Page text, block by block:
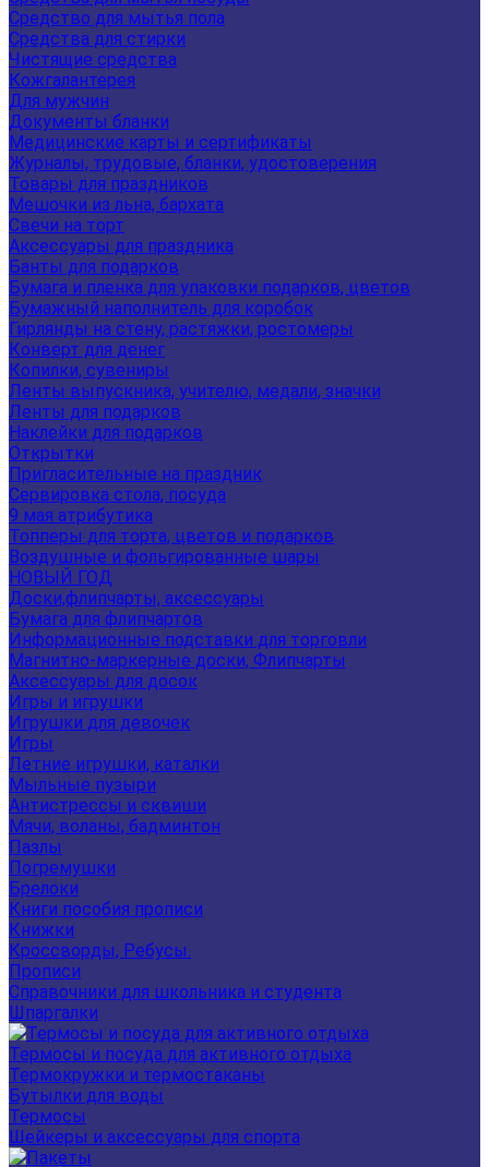
Средство для мытья пола
Средства для стирки
Чистящие средства
Кожгалантерея
Для мужчин
Документы бланки
Медицинские карты и сертификаты
Журналы, трудовые, бланки, удостоверения
Товары для праздников
Мешочки из льна, бархата
Свечи на торт
Аксессуары для праздника
Банты для подарков
Бумага и пленка для упаковки подарков, цветов
Бумажный наполнитель для коробок
Гирлянды на стену, растяжки, ростомеры
Конверт для денег
Копилки, сувениры
Ленты выпускника, учителю, медали, значки
Ленты для подарков
Наклейки для подарков
Открытки
Пригласительные на праздник
Сервировка стола, посуда
9 мая атрибутика
Топперы для торта, цветов и подарков
Воздушные и фольгированные шары
НОВЫЙ ГОД
Доски,флипчарты, аксессуары
Бумага для флипчартов
Информационные подставки для торговли
Магнитно-маркерные доски, Флипчарты
Аксессуары для досок
Игры и игрушки
Игрушки для девочек
Игры
Летние игрушки, каталки
Мыльные пузыри
Антистрессы и сквиши
Мячи, воланы, бадминтон
Пазлы
Погремушки
Брелоки
Книги пособия прописи
Книжки
Кроссворды, Ребусы.
Прописи
Справочники для школьника и студента
Шпаргалки
Термосы и посуда для активного отдыха
Термокружки и термостаканы
Бутылки для воды
Термосы
Шейкеры и аксессуары для спорта